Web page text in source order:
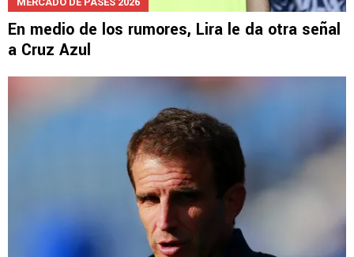
En medio de los rumores, Lira le da otra señal
a Cruz Azul